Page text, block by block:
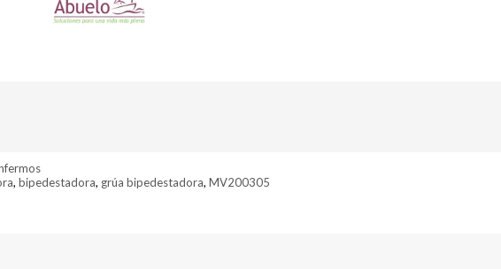
, bipedestadora, grúa bipedestadora, MV200305